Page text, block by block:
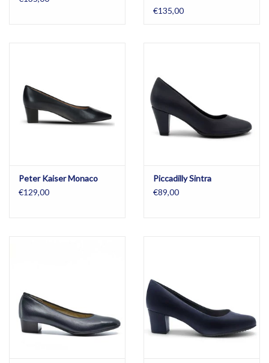
€135,00
Peter Kaiser Monaco
€129,00
Piccadilly Sintra
€89,00